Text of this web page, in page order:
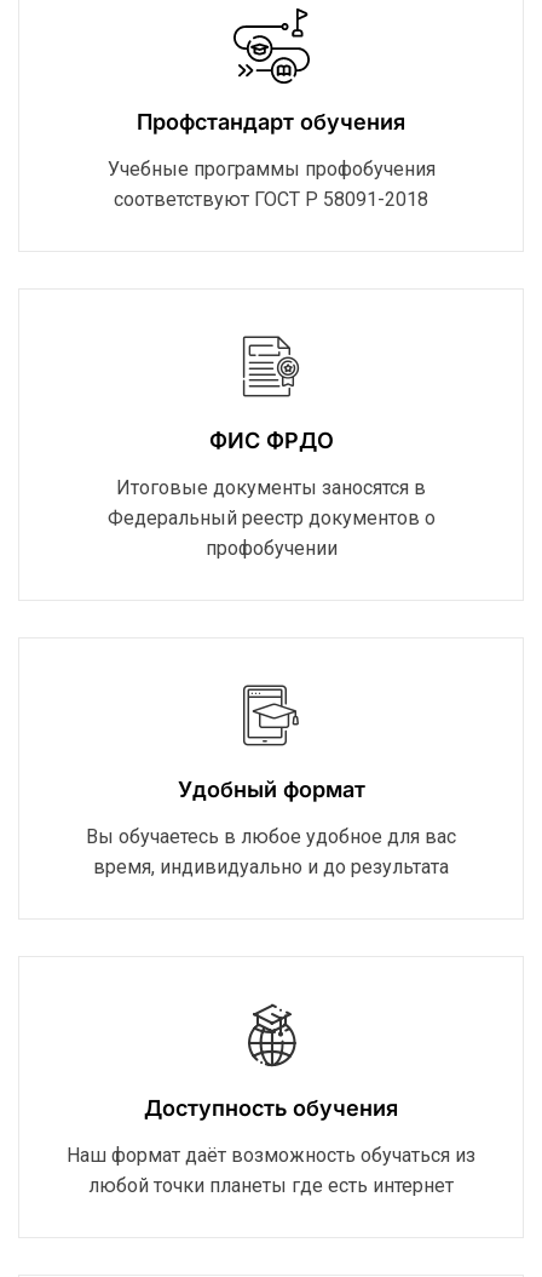
Профстандарт обучения
Учебные программы профобучения
соответствуют ГОСТ Р 58091-2018
ФИС ФРДО
Итоговые документы заносятся в
Федеральный реестр документов о
профобучении
Удобный формат
Вы обучаетесь в любое удобное для вас
время, индивидуально и до результата
Доступность обучения
Наш формат даёт возможность обучаться из
любой точки планеты где есть интернет